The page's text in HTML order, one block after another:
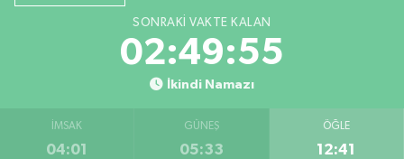
SONRAKI VAKTE KALAN
02:49:55
İkindi Namazı
İMSAK
04:01
GÜNEŞ
05:33
ÖĞLE
12:41